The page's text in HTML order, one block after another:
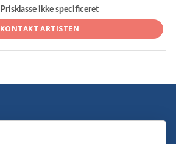
Prisklasse ikke specificeret
KONTAKT ARTISTEN